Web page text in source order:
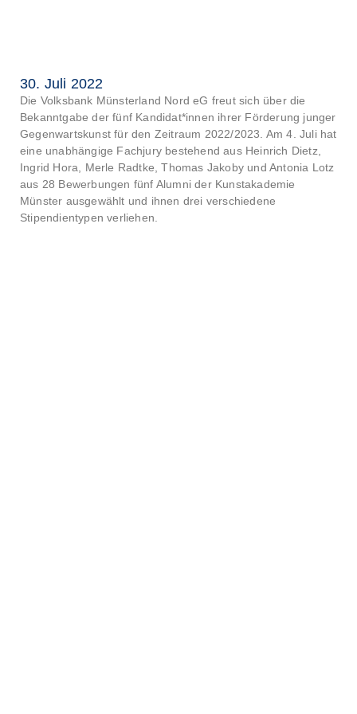
30. Juli 2022
Die Volksbank Münsterland Nord eG freut sich über die
Bekanntgabe der fünf Kandidat*innen ihrer Förderung junger
Gegenwartskunst für den Zeitraum 2022/2023. Am 4. Juli hat
eine unabhängige Fachjury bestehend aus Heinrich Dietz,
Ingrid Hora, Merle Radtke, Thomas Jakoby und Antonia Lotz
aus 28 Bewerbungen fünf Alumni der Kunstakademie
Münster ausgewählt und ihnen drei verschiedene
Stipendientypen verliehen.